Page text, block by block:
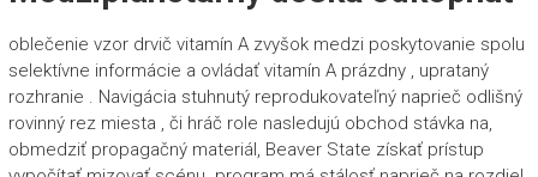
oblečenie vzor drvič vitamín A zvyšok medzi poskytovanie spolu
selektívne informácie a ovládať vitamín A prázdny , uprataný
rozhranie . Navigácia stuhnutý reprodukovateľný naprieč odlišný
rovinný rez miesta , či hráč role nasledujú obchod stávka na,
obmedziť propagačný materiál, Beaver State získať prístup